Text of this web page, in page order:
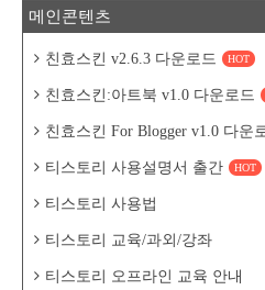
메인콘텐츠
친효스킨 v2.6.3 다운로드 HOT
친효스킨:아트북 v1.0 다운로드
친효스킨 For Blogger v1.0 다운
티스토리 사용설명서 출간 HOT
티스토리 사용법
티스토리 교육/과외/강좌
티스토리 오프라인 교육 안내